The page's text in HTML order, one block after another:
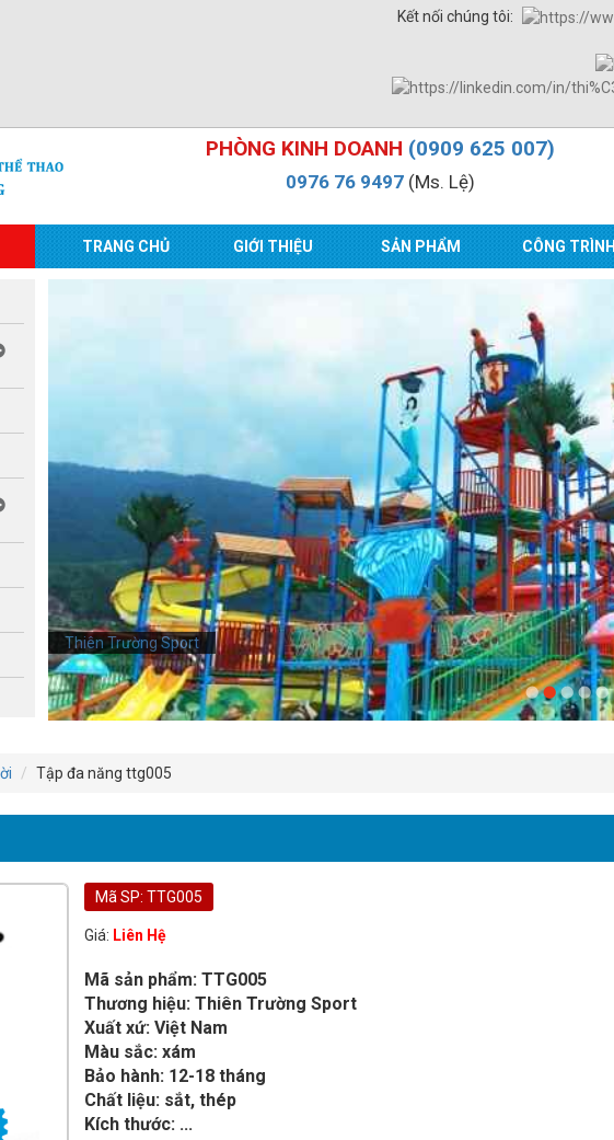
Kết nối chúng tôi:
PHÒNG KINH DOANH (0909 625 007)
0976 76 9497(Ms. Lệ)
TRANG CHỦ GIỚI THIỆU SẢN PHẨM CÔNG TRÌNH
Thiên Trường Sport
Tập đa năng ttg005
Mã SP: TTG005
Giá: Liên Hệ
Mã sản phẩm: TTG005
Thương hiệu: Thiên Trường Sport
Xuất xứ: Việt Nam
Màu sắc: xám
Bảo hành: 12-18 tháng
Chất liệu: sắt, thép
Kích thước: ...